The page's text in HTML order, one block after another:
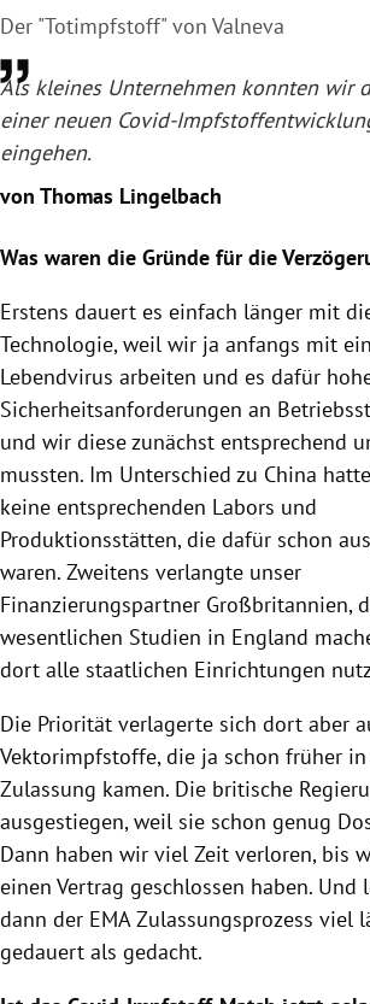
Der "Totimpfstoff" von Valneva
Als kleines Unternehmen konnten wir
einer neuen Covid-
eingehen.
von Thomas Lingelbach
Was waren die Gründe für die
Erstens dauert es einfach länger mit
Technologie, weil wir ja anfangs mit
Lebendvirus arbeiten und es dafür
Sicherheitsanforderungen an
und wir diese zunächst entsprechend
mussten. Im Unterschied zu China
keine entsprechenden Labors und
Produktionsstätten, die dafür schon
waren. Zweitens verlangte unser
Finanzierungspartner Großbritannien,
wesentlichen Studien in England
dort alle staatlichen Einrichtungen
Die Priorität verlagerte sich dort aber
Vektorimpfstoffe, die ja schon früher
Zulassung kamen. Die britische
ausgestiegen, weil sie schon genug
Dann haben wir viel Zeit verloren, bis
einen Vertrag geschlossen haben. Und
dann der EMA Zulassungsprozess viel
gedauert als gedacht.